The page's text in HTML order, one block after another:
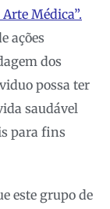
Médica”.
ações
dos
possa ter
saudável
para fins
este grupo de